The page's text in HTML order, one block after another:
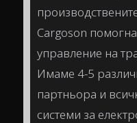
Cargoson
управление на
Имаме 4-5
партньора и
системи за